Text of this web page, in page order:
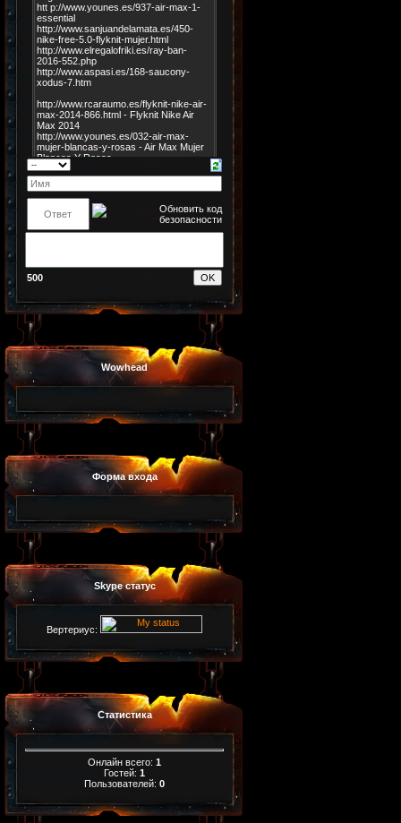
500
Wowhead
Форма входа
Skype статус
Вертериус:
Статистика
Онлайн всего: 1
Гостей: 1
Пользователей: 0